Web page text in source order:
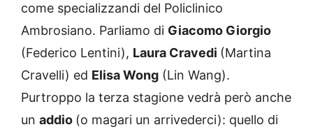
come specializzandi del Policlinico
Ambrosiano. Parliamo di Giacomo Giorgio
(Federico Lentini), Laura Cravedi (Martina
Cravelli) ed Elisa Wong (Lin Wang).
Purtroppo la terza stagione vedrà però anche
un addio (o magari un arrivederci): quello di